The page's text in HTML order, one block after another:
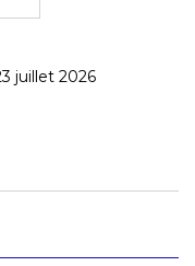
juillet 2026